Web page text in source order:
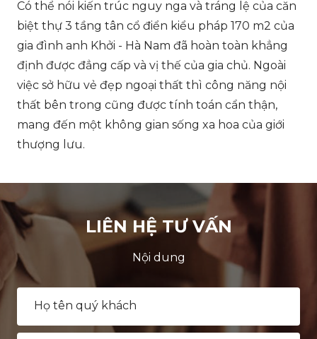
Có thể nói kiến trúc nguy nga và tráng lệ của căn
biệt thự 3 tầng tân cổ điển kiểu pháp 170 m2 của
gia đình anh Khởi - Hà Nam đã hoàn toàn khẳng
định được đẳng cấp và vị thế của gia chủ. Ngoài
việc sở hữu vẻ đẹp ngoại thất thì công năng nội
thất bên trong cũng được tính toán cẩn thận,
mang đến một không gian sống xa hoa của giới
thượng lưu.
LIÊN HỆ TƯ VẤN
Nội dung